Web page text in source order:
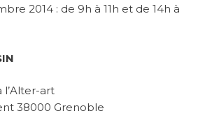
2014 : de 9h à 11h et de 14h à
l’Alter-art
38000 Grenoble